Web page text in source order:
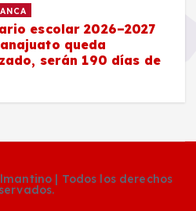
escolar 2026–2027
queda
serán 190 días de
| Todos los derechos